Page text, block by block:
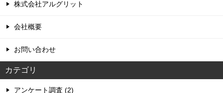
株式会社アルグリット
会社概要
お問い合わせ
カテゴリ
アンケート調査 (2)